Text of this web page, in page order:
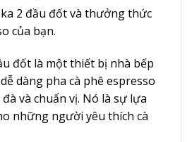
2 đầu đốt và thưởng thức
của bạn.
đốt là một thiết bị nhà bếp
dàng pha cà phê espresso
và chuẩn vị. Nó là sự lựa
những người yêu thích cà